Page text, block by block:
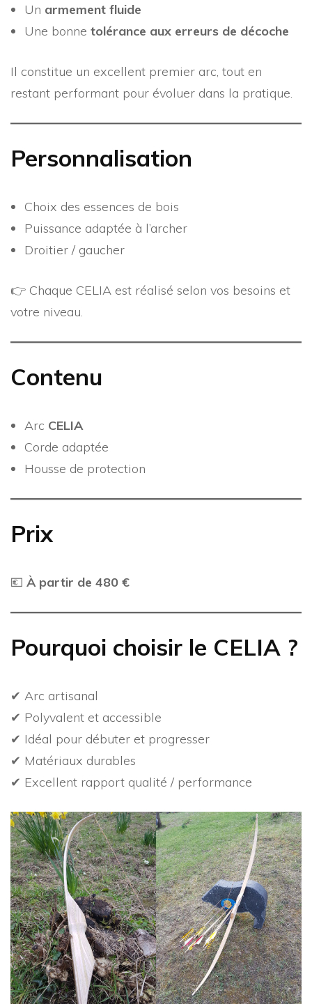
Un armement fluide
Une bonne tolérance aux erreurs de décoche
Il constitue un excellent premier arc, tout en
restant performant pour évoluer dans la pratique.
Personnalisation
Choix des essences de bois
Puissance adaptée à l’archer
Droitier / gaucher
👉 Chaque CELIA est réalisé selon vos besoins et
votre niveau.
Contenu
Arc CELIA
Corde adaptée
Housse de protection
Prix
💶 À partir de 480 €
Pourquoi choisir le CELIA ?
✔ Arc artisanal
✔ Polyvalent et accessible
✔ Idéal pour débuter et progresser
✔ Matériaux durables
✔ Excellent rapport qualité / performance